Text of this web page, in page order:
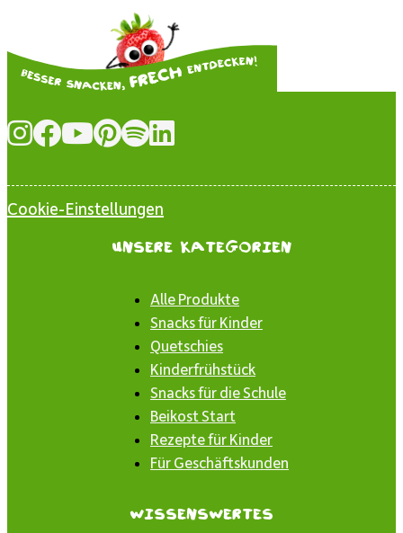
Cookie-Einstellungen
Unsere Kategorien
Alle Produkte
Snacks für Kinder
Quetschies
Kinderfrühstück
Snacks für die Schule
Beikost Start
Rezepte für Kinder
Für Geschäftskunden
Wissenswertes